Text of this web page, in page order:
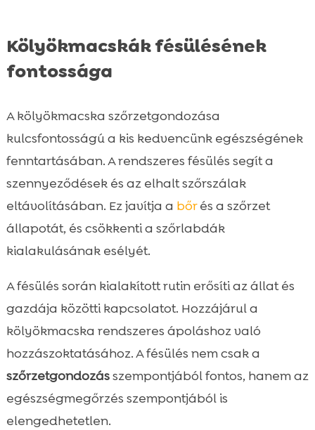
Kölyökmacskák fésülésének
fontossága
A kölyökmacska szőrzetgondozása
kulcsfontosságú a kis kedvencünk egészségének
fenntartásában. A rendszeres fésülés segít a
szennyeződések és az elhalt szőrszálak
eltávolításában. Ez javítja a bőrés a szőrzet
állapotát, és csökkenti a szőrlabdák
kialakulásának esélyét.
A fésülés során kialakított rutin erősíti az állat és
gazdája közötti kapcsolatot. Hozzájárul a
kölyökmacska rendszeres ápoláshoz való
hozzászoktatásához. A fésülés nem csak a
szőrzetgondozásszempontjából fontos, hanem az
egészségmegőrzés szempontjából is
elengedhetetlen.